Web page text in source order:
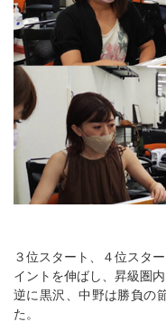
３位スタート、４位スタ
イントを伸ばし、昇級圏内
逆に黒沢、中野は勝負の
た。